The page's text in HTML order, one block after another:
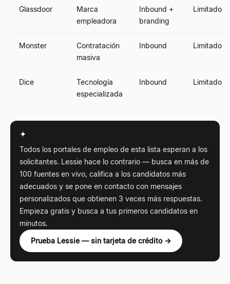
Glassdoor
Marca
empleadora
Inbound +
branding
Limitado
Monster
Contratación
masiva
Inbound Limitado
Dice
Tecnología
especializada
Inbound Limitado
✦
Todos los portales de empleo de esta lista esperan a los
solicitantes. Lessie hace lo contrario — busca en más de
100 fuentes en vivo, califica a los candidatos más
adecuados y se pone en contacto con mensajes
personalizados que obtienen 3 veces más respuestas.
Empieza gratis y busca a tus primeros candidatos en
minutos.
Prueba Lessie — sin tarjeta de crédito →